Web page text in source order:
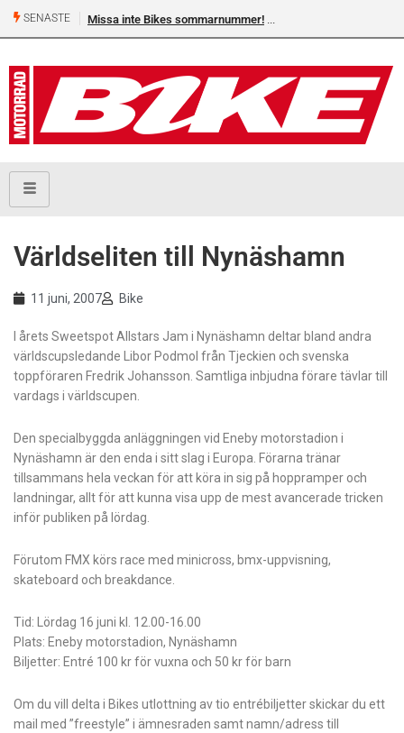
SENASTE Missa inte Bikes sommarnummer!
Världseliten till Nynäshamn
11 juni, 2007 Bike
I årets Sweetspot Allstars Jam i Nynäshamn deltar bland andra
världscupsledande Libor Podmol från Tjeckien och svenska
toppföraren Fredrik Johansson. Samtliga inbjudna förare tävlar till
vardags i världscupen.
Den specialbyggda anläggningen vid Eneby motorstadion i
Nynäshamn är den enda i sitt slag i Europa. Förarna tränar
tillsammans hela veckan för att köra in sig på hoppramper och
landningar, allt för att kunna visa upp de mest avancerade tricken
inför publiken på lördag.
Förutom FMX körs race med minicross, bmx-uppvisning,
skateboard och breakdance.
Tid: Lördag 16 juni kl. 12.00-16.00
Plats: Eneby motorstadion, Nynäshamn
Biljetter: Entré 100 kr för vuxna och 50 kr för barn
Om du vill delta i Bikes utlottning av tio entrébiljetter skickar du ett
mail med ”freestyle” i ämnesraden samt namn/adress till